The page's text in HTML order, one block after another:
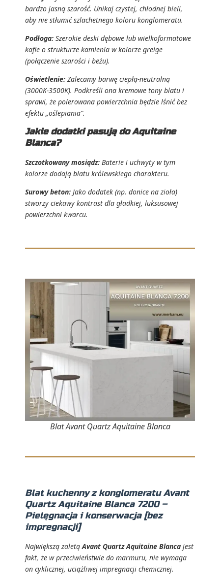
bardzo jasną szarość. Unikaj czystej, chłodnej bieli,
aby nie stłumić szlachetnego koloru konglomeratu.
Podłoga: Szerokie deski dębowe lub wielkoformatowe
kafle o strukturze kamienia w kolorze greige
(połączenie szarości i beżu).
Oświetlenie: Zalecamy barwę ciepłą-neutralną
(3000K-3500K). Podkreśli ona kremowe tony blatu i
sprawi, że polerowana powierzchnia będzie lśnić bez
efektu „oślepiania”.
Jakie dodatki pasują do Aquitaine
Blanca?
Szczotkowany mosiądz: Baterie i uchwyty w tym
kolorze dodają blatu królewskiego charakteru.
Surowy beton: Jako dodatek (np. donice na zioła)
stworzy ciekawy kontrast dla gładkiej, luksusowej
powierzchni kwarcu.
Blat Avant Quartz Aquitaine Blanca
Blat kuchenny z konglomeratu Avant
Quartz Aquitaine Blanca 7200 –
Pielęgnacja i konserwacja [bez
impregnacji]
Największą zaletąAvant Quartz Aquitaine Blanca jest
fakt, że w przeciwieństwie do marmuru, nie wymaga
on cyklicznej, uciążliwej impregnacji chemicznej.